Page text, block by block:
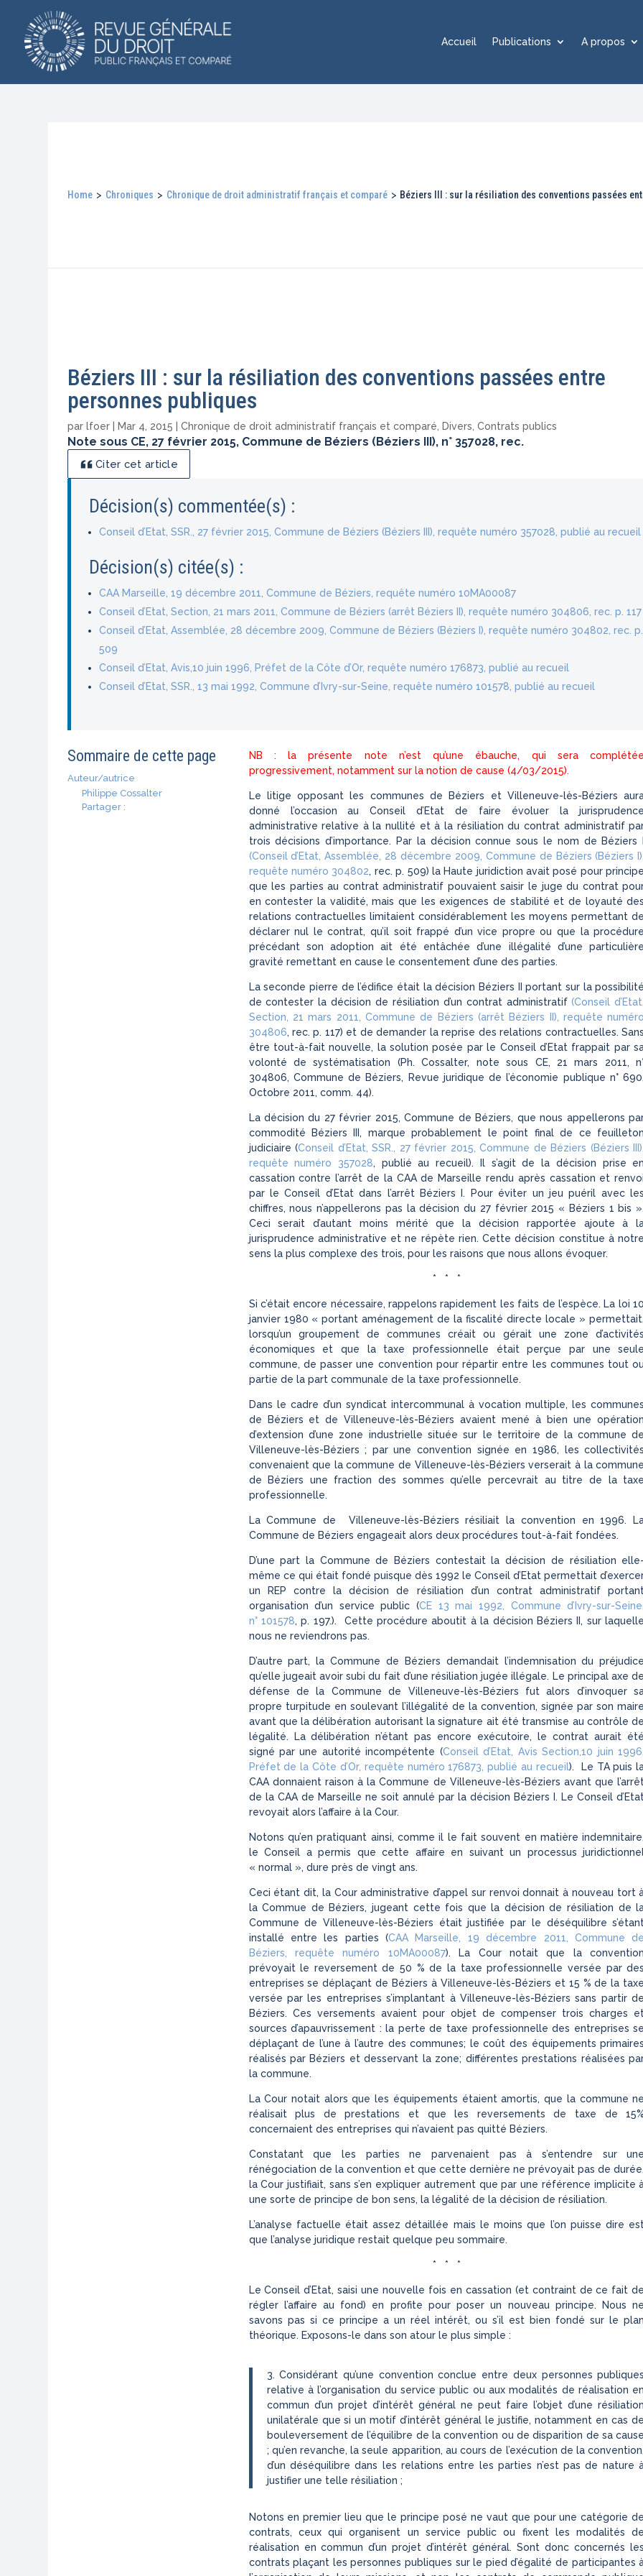
Accueil Publications A propos
Home > Chroniques > Chronique de droit administratif français et comparé > Béziers III : sur la résiliation des conventions passées
Béziers III : sur la résiliation des conventions passées entre
personnes publiques
par lfoer Mar 4, 2015 |Chronique de droit administratif français et comparé Divers ,Contrats publics
Note sous CE, 27 février 2015, Commune de Béziers (Béziers III), n° 357028, rec.
Citer cet article
Décision(s) commentée(s) :
Conseil d’Etat, SSR., 27 février 2015, Commune de Béziers (Béziers III), requête numéro 357028, publié au recueil
Décision(s) citée(s) :
CAA Marseille, 19 décembre 2011, Commune de Béziers, requête numéro 10MA00087
Conseil d’Etat, Section, 21 mars 2011, Commune de Béziers (arrêt Béziers II), requête numéro 304806, rec. p. 117
Conseil d’Etat, Assemblée, 28 décembre 2009, Commune de Béziers (Béziers I), requête numéro 304802, rec. p.
509
Conseil d’Etat, Avis,10 juin 1996, Préfet de la Côte d’Or, requête numéro 176873, publié au recueil
Conseil d’Etat, SSR., 13 mai 1992, Commune d’Ivry-sur-Seine, requête numéro 101578, publié au recueil
Sommaire de cette page
Auteur/autrice
Philippe Cossalter
Partager :
NB : la présente note n’est qu’une ébauche, qui sera complétée
progressivement, notamment sur la notion de cause (4/03/2015).
Le litige opposant les communes de Béziers et Villeneuve-lès-Béziers
donné l’occasion au Conseil d’Etat de faire évoluer la jurisprudence
administrative relative à la nullité et à la résiliation du contrat administratif
trois décisions d’importance. Par la décision connue sous le nom de Béziers I
(Conseil d’Etat, Assemblée, 28 décembre 2009, Commune de Béziers (Béziers I),
requête numéro 304802, rec. p. 509) la Haute juridiction avait posé pour principe
que les parties au contrat administratif pouvaient saisir le juge du contrat
en contester la validité, mais que les exigences de stabilité et de loyauté des
relations contractuelles limitaient considérablement les moyens permettant de
déclarer nul le contrat, qu’il soit frappé d’un vice propre ou que la procédure
précédant son adoption ait été entâchée d’une illégalité d’une particulière
gravité remettant en cause le consentement d’une des parties.
La seconde pierre de l’édifice était la décision Béziers II portant sur la possibilité
de contester la décision de résiliation d’un contrat administratif(Conseil d’Etat,
Section, 21 mars 2011, Commune de Béziers (arrêt Béziers II), requête numéro
304806, rec. p. 117) et de demander la reprise des relations contractuelles. Sans
être tout-à-fait nouvelle, la solution posée par le Conseil d’Etat frappait par
volonté de systématisation (Ph. Cossalter, note sous CE, 21 mars 2011,
304806, Commune de Béziers, Revue juridique de l’économie publique n° 690,
Octobre 2011, comm. 44).
La décision du 27 février 2015, Commune de Béziers, que nous appellerons
commodité Béziers III, marque probablement le point final de ce feuilleton
judiciaire (Conseil d’Etat, SSR., 27 février 2015, Commune de Béziers (Béziers III),
requête numéro 357028, publié au recueil). Il s’agit de la décision prise en
cassation contre l’arrêt de la CAA de Marseille rendu après cassation et renvoi
par le Conseil d’Etat dans l’arrêt Béziers I. Pour éviter un jeu puéril avec les
chiffres, nous n’appellerons pas la décision du 27 février 2015 « Béziers 1 bis ».
Ceci serait d’autant moins mérité que la décision rapportée ajoute à
jurisprudence administrative et ne répète rien. Cette décision constitue à notre
sens la plus complexe des trois, pour les raisons que nous allons évoquer.
* * *
Si c’était encore nécessaire, rappelons rapidement les faits de l’espèce. La loi 10
janvier 1980 « portant aménagement de la fiscalité directe locale » permettait,
lorsqu’un groupement de communes créait ou gérait une zone d’activités
économiques et que la taxe professionnelle était perçue par une seule
commune, de passer une convention pour répartir entre les communes tout ou
partie de la part communale de la taxe professionnelle.
Dans le cadre d’un syndicat intercommunal à vocation multiple, les communes
de Béziers et de Villeneuve-lès-Béziers avaient mené à bien une opération
d’extension d’une zone industrielle située sur le territoire de la commune de
Villeneuve-lès-Béziers ; par une convention signée en 1986, les collectivités
convenaient que la commune de Villeneuve-lès-Béziers verserait à la commune
de Béziers une fraction des sommes qu’elle percevrait au titre de la taxe
professionnelle.
La Commune de Villeneuve-lès-Béziers résiliait la convention en 1996.
Commune de Béziers engageait alors deux procédures tout-à-fait fondées.
D’une part la Commune de Béziers contestait la décision de résiliation elle-
même ce qui était fondé puisque dès 1992 le Conseil d’Etat permettait
un REP contre la décision de résiliation d’un contrat administratif
organisation d’un service public (CE 13 mai 1992, Commune d’Ivry-sur-Seine,
n° 101578, p. 197.). Cette procédure aboutit à la décision Béziers II, sur laquelle
nous ne reviendrons pas.
D’autre part, la Commune de Béziers demandait l’indemnisation du préjudice
qu’elle jugeait avoir subi du fait d’une résiliation jugée illégale. Le principal axe de
défense de la Commune de Villeneuve-lès-Béziers fut alors d’invoquer
propre turpitude en soulevant l’illégalité de la convention, signée par son maire
avant que la délibération autorisant la signature ait été transmise au contrôle de
légalité. La délibération n’étant pas encore exécutoire, le contrat aurait été
signé par une autorité incompétente (Conseil d’Etat, Avis Section,10 juin 1996,
Préfet de la Côte d’Or, requête numéro 176873, publié au recueil). Le TA puis
CAA donnaient raison à la Commune de Villeneuve-lès-Béziers avant que
de la CAA de Marseille ne soit annulé par la décision Béziers I. Le Conseil
revoyait alors l’affaire à la Cour.
Notons qu’en pratiquant ainsi, comme il le fait souvent en matière indemnitaire,
le Conseil a permis que cette affaire en suivant un processus
« normal », dure près de vingt ans.
Ceci étant dit, la Cour administrative d’appel sur renvoi donnait à nouveau tort
la Commue de Béziers, jugeant cette fois que la décision de résiliation de
Commune de Villeneuve-lès-Béziers était justifiée par le déséquilibre
installé entre les parties (CAA Marseille, 19 décembre 2011, Commune de
Béziers, requête numéro 10MA00087). La Cour notait que la convention
prévoyait le reversement de 50 % de la taxe professionnelle versée par des
entreprises se déplaçant de Béziers à Villeneuve-lès-Béziers et 15 % de la taxe
versée par les entreprises s’implantant à Villeneuve-lès-Béziers sans partir de
Béziers. Ces versements avaient pour objet de compenser trois charges
sources d’apauvrissement : la perte de taxe professionnelle des entreprises se
déplaçant de l’une à l’autre des communes; le coût des équipements primaires
réalisés par Béziers et desservant la zone; différentes prestations réalisées
la commune.
La Cour notait alors que les équipements étaient amortis, que la commune ne
réalisait plus de prestations et que les reversements de taxe de 15%
concernaient des entreprises qui n’avaient pas quitté Béziers.
Constatant que les parties ne parvenaient pas à s’entendre sur une
rénégociation de la convention et que cette dernière ne prévoyait pas de durée,
la Cour justifiait, sans s’en expliquer autrement que par une référence implicite
une sorte de principe de bon sens, la légalité de la décision de résiliation.
L’analyse factuelle était assez détaillée mais le moins que l’on puisse dire
que l’analyse juridique restait quelque peu sommaire.
* * *
Le Conseil d’Etat, saisi une nouvelle fois en cassation (et contraint de ce fait de
régler l’affaire au fond) en profite pour poser un nouveau principe. Nous ne
savons pas si ce principe a un réel intérêt, ou s’il est bien fondé sur le plan
théorique. Exposons-le dans son atour le plus simple :
3. Considérant qu’une convention conclue entre deux personnes publiques
relative à l’organisation du service public ou aux modalités de réalisation en
commun d’un projet d’intérêt général ne peut faire l’objet d’une résiliation
unilatérale que si un motif d’intérêt général le justifie, notamment en cas de
bouleversement de l’équilibre de la convention ou de disparition de sa cause
; qu’en revanche, la seule apparition, au cours de l’exécution de la convention,
d’un déséquilibre dans les relations entre les parties n’est pas de nature
justifier une telle résiliation ;
Notons en premier lieu que le principe posé ne vaut que pour une catégorie de
contrats, ceux qui organisent un service public ou fixent les modalités de
réalisation en commun d’un projet d’intérêt général. Sont donc concernés les
contrats plaçant les personnes publiques sur le pied d’égalité de participantes